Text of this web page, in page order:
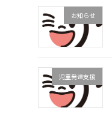
お知らせ
児童発達支援